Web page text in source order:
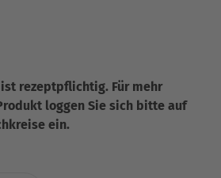
rezeptpflichtig. Für mehr
loggen Sie sich bitte auf
ein.